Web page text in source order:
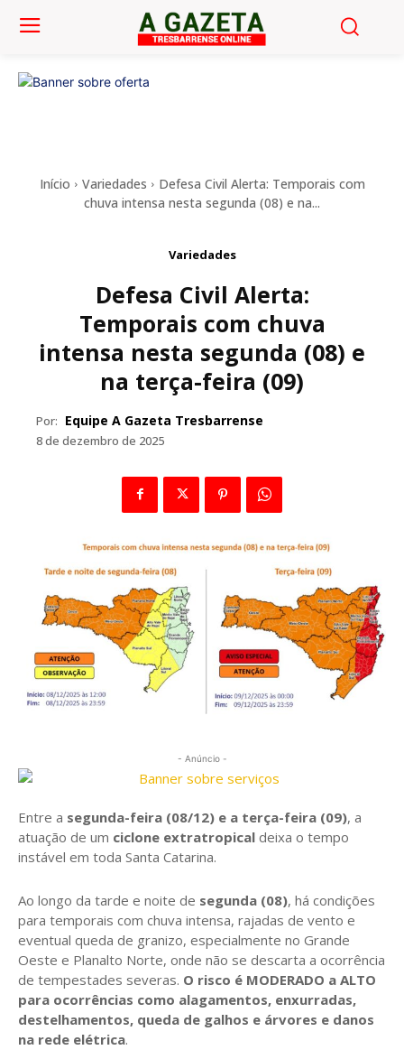
Início Variedades
Defesa Civil Alerta: Temporais com
chuva intensa nesta segunda (08) e na...
Variedades
Defesa Civil Alerta:
Temporais com chuva
intensa nesta segunda (08) e
na terça-feira (09)
Por: Equipe A Gazeta Tresbarrense
8 de dezembro de 2025
- Anúncio -
Entre a segunda-feira (08/12) e a terça-feira (09), a
atuação de um ciclone extratropical deixa o tempo
instável em toda Santa Catarina.
Ao longo da tarde e noite de segunda (08), há condições
para temporais com chuva intensa, rajadas de vento e
eventual queda de granizo, especialmente no Grande
Oeste e Planalto Norte, onde não se descarta a ocorrência
de tempestades severas. O risco é MODERADO a ALTO
para ocorrências como alagamentos, enxurradas,
destelhamentos, queda de galhos e árvores e danos
na rede elétrica.